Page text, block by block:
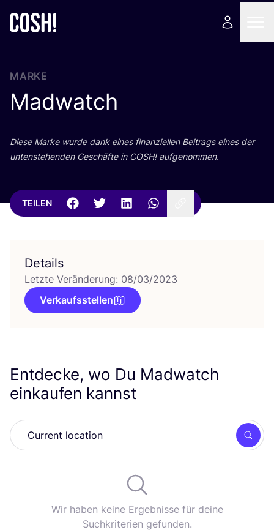
MARKE
Madwatch
Die­se Mar­ke wur­de dank eines finan­zi­el­len Bei­trags eines der
unten­ste­hen­den Geschäf­te in COSH! aufgenommen.
TEILEN
Details
Letzte Veränderung: 08/03/2023
Verkaufsstellen
Entdecke, wo Du Madwatch
einkaufen kannst
Wir haben keine Ergebnisse für deine
Suchkriterien gefunden.